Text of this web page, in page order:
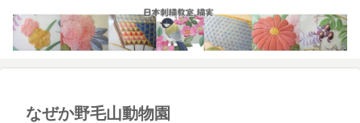
なぜか野毛山動物園